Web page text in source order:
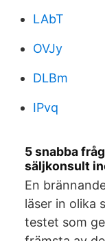
LAbT
OVJy
DLBm
IPvq
5 snabba
säljkonsult
En
läser in olika
testet som